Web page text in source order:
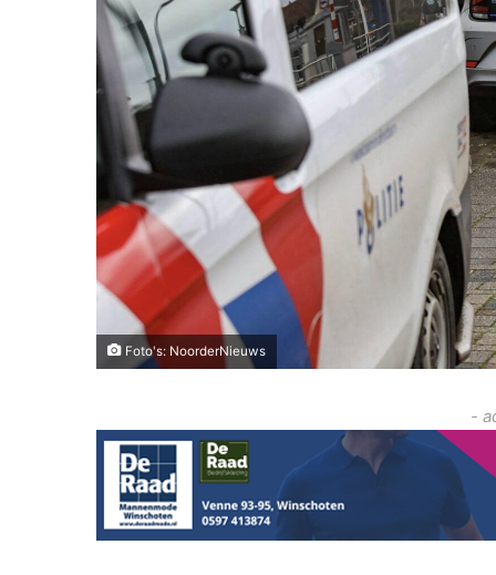
Foto's: NoorderNieuws
-